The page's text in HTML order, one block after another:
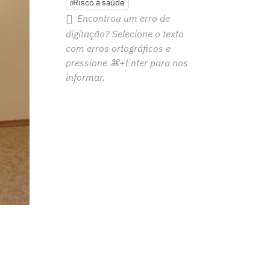
Risco à saúde
Encontrou um erro de
digitação? Selecione o texto
com erros ortográficos e
pressione ⌘+Enter para nos
informar.